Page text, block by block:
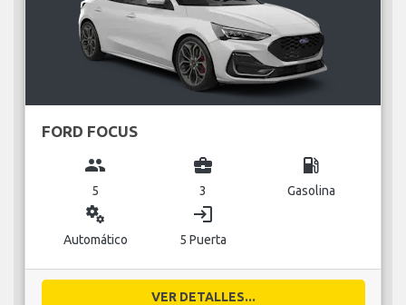
FORD FOCUS
group
5
business_center
3
local_gas_station
Gasolina
miscellaneous_services
Automático
login
5 Puerta
VER DETALLES...